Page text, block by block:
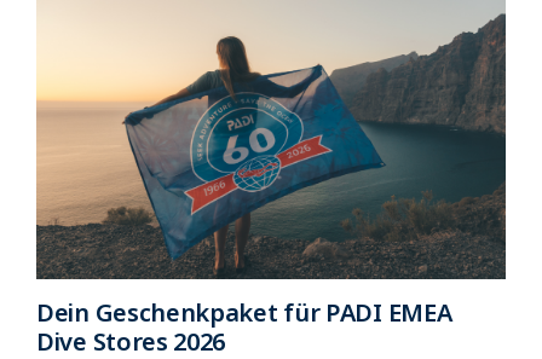
Dein Geschenkpaket für PADI EMEA
Dive Stores 2026